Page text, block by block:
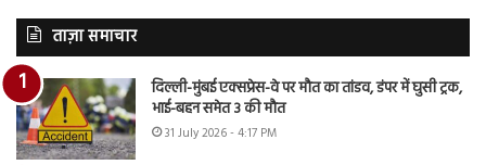
ताज़ा समाचार
दिल्ली-मुंबई एक्सप्रेस-वे पर मौत का तांडव, डंपर में घुसी ट्रक,
भाई-बहन समेत 3 की मौत
31 July 2026 - 4:17 PM